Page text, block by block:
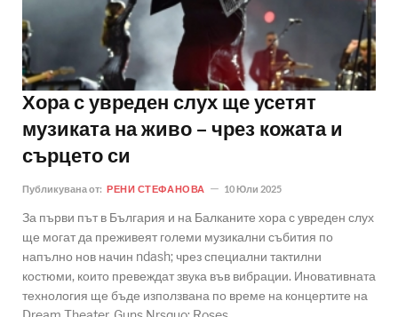
Хора с увреден слух ще усетят
музиката на живо – чрез кожата и
сърцето си
Публикувана от: РЕНИ СТЕФАНОВА 10 Юли 2025
За първи път в България и на Балканите хора с увреден слух
ще могат да преживеят големи музикални събития по
напълно нов начин ndash; чрез специални тактилни
костюми, които превеждат звука във вибрации. Иновативната
технология ще бъде използвана по време на концертите на